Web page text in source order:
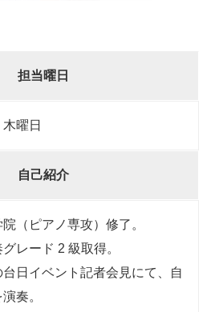
担当曜日
曜日
自己紹介
（ピアノ専攻）修了。
レード 2 級取得。
日イベント記者会見にて、自
奏。